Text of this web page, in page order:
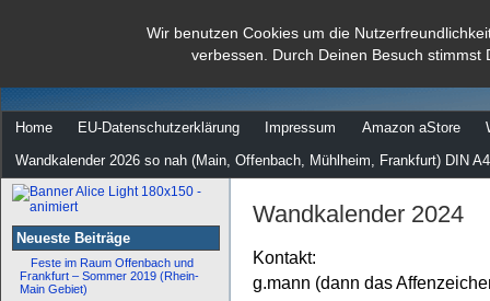
Wir benutzen Cookies um die
verbessen. Durch Deinen Besuch stimmst
dann rate mal
Home EU-Datenschutzerklärung Impressum Amazon aStore
Wandkalender 2026 so nah (Main, Offenbach, Mühlheim, Frankfurt) DIN
Neueste Beiträge
Feste im Raum Offenbach und
Frankfurt – Sommer 2019 (Rhein-
Main Gebiet)
Wandkalender 2024
Kontakt:
g.mann (dann das